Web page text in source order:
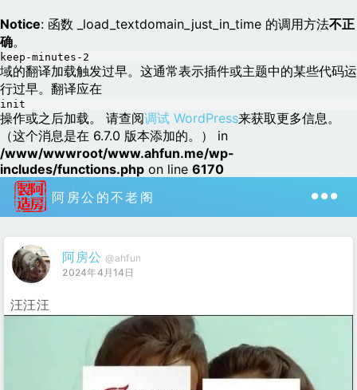
Notice: 函数 _load_textdomain_just_in_time 的调用方法不正
确。
keep-minutes-2
域的翻译加载触发过早。这通常表示插件或主题中的某些代码运
行过早。翻译应在
init
操作或之后加载。 请查阅调试 WordPress来获取更多信息。
（这个消息是在 6.7.0 版本添加的。） in
/www/wwwroot/www.ahfun.me/wp-
includes/functions.php on line 6170
阿房公的不老阁
阿房公 @ahfun
2024年4月14日
汪汪汪